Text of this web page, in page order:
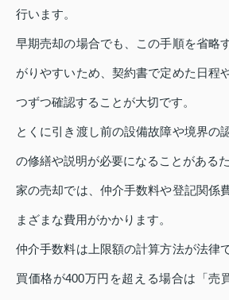
行います。
早期売却の場合でも、この手順を省略
がりやすいため、契約書で定めた日程
つずつ確認することが大切です。
とくに引き渡し前の設備故障や境界の
の修繕や説明が必要になることがある
家の売却では、仲介手数料や登記関係
まざまな費用がかかります。
仲介手数料は上限額の計算方法が法律
買価格が400万円を超える場合は「売